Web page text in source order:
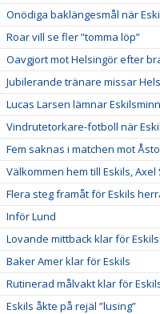
Onödiga baklängesmål när
Roar vill se fler ”tomma löp”
Oavgjort mot Helsingör efter
Jubilerande tränare missar
Lucas Larsen lämnar
Vindrutetorkare-fotboll när
Fem saknas i matchen mot
Välkommen hem till Eskils, Axel
Flera steg framåt för Eskils
Inför Lund
Lovande mittback klar för Eskils
Baker Amer klar för Eskils
Rutinerad målvakt klar för
Eskils åkte på rejäl ”lusing”